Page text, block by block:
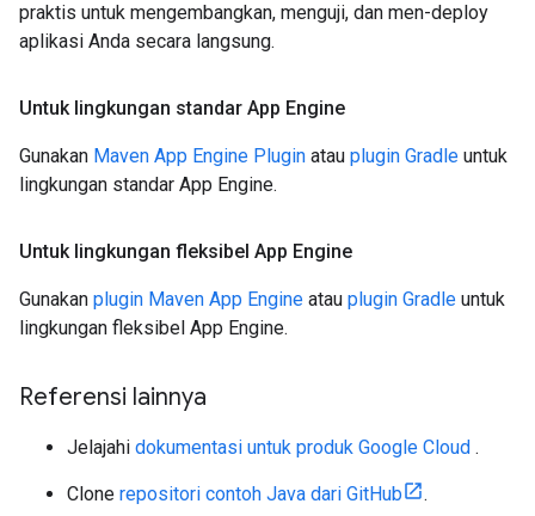
praktis untuk mengembangkan, menguji, dan men-deploy
aplikasi Anda secara langsung.
Untuk lingkungan standar App Engine
Gunakan Maven App Engine Plugin atau plugin Gradle untuk
lingkungan standar App Engine.
Untuk lingkungan fleksibel App Engine
Gunakan plugin Maven App Engine atau plugin Gradle untuk
lingkungan fleksibel App Engine.
Referensi lainnya
Jelajahi dokumentasi untuk produk Google Cloud .
Clone repositori contoh Java dari GitHub .